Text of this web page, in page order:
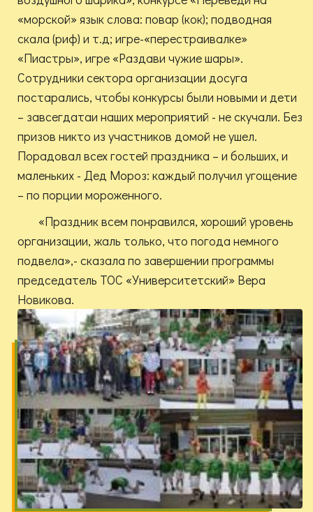
«морской» язык слова: повар (кок); подводная
скала (риф) и т.д; игре-«перестраивалке»
«Пиастры», игре «Раздави чужие шары».
Сотрудники сектора организации досуга
постарались, чтобы конкурсы были новыми и дети
– завсегдатаи наших мероприятий - не скучали. Без
призов никто из участников домой не ушел.
Порадовал всех гостей праздника – и больших, и
маленьких - Дед Мороз: каждый получил угощение
– по порции мороженного.
«Праздник всем понравился, хороший уровень
организации, жаль только, что погода немного
подвела»,- сказала по завершении программы
председатель ТОС «Университетский» Вера
Новикова.